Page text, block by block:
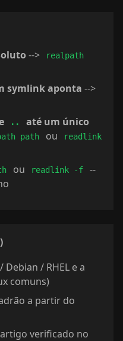
-->
realpath
symlink aponta -->
..
até um único
path ou
readlink
ou readlink -f
--
/ RHEL e a
comuns)
a partir do
verificado no